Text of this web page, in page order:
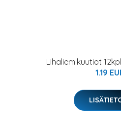
Lihaliemikuutiot
1.19